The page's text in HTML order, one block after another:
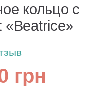
кольцо с
«Beatrice»
грн